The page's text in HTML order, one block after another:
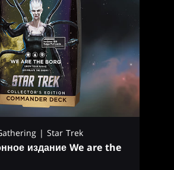
| Star Trek
издание We are the